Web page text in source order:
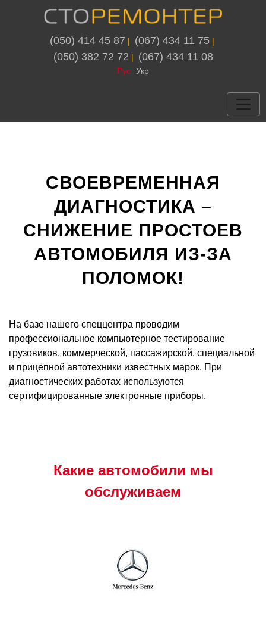
(050) 414 45 87 | (067) 434 11 75 |
(050) 382 72 72 | (067) 434 11 08
Рус Укр
СВОЕВРЕМЕННАЯ
ДИАГНОСТИКА –
СНИЖЕНИЕ ПРОСТОЕВ
АВТОМОБИЛЯ ИЗ-ЗА
ПОЛОМОК!
На базе нашего спеццентра проводим
профессиональное компьютерное тестирование
грузовиков, коммерческой, пассажирской, специальной
и прицепной автотехники известных марок. При
диагностических работах используются
сертифицированные электронные приборы.
Какие автомобили мы
обслуживаем